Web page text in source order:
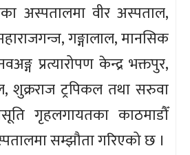
अस्पतालमा वीर अस्पताल,
गङ्गालाल, मानसिक
प्रत्यारोपण केन्द्र भक्तपुर,
शुक्रराज ट्रपिकल तथा सरुवा
गृहलगायतका काठमाडौँ
सम्झौता गरिएको छ ।